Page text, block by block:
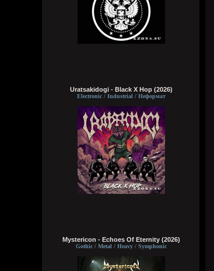
Uratsakidogi - Black X Hop (2026)
Electronic / Industrial / Неформат
Mystericon - Echoes Of Eternity (2026)
Gothic / Metal / Heavy / Symphonic